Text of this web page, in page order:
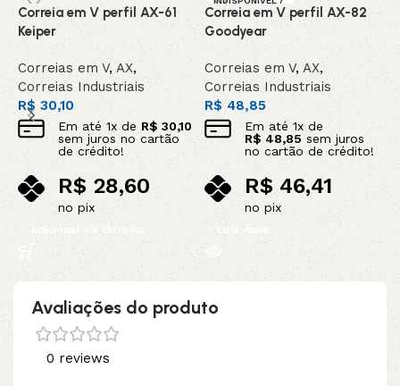
Correia em V perfil AX-61
Keiper
Correias em V,AX,
Correias Industriais
R$30,10
Em até 1x de R$ 30,10
sem juros no cartão
de crédito!
R$28,60
no pix
Adicionar ao carrinho
SOB ENCOMEN
DA
Correia em V perfil AX-82
Goodyear
Correias em V,AX,
Correias Industriais
R$48,85
Em até 1x de
R$ 48,85 sem juros
no cartão de crédito!
R$46,41
no pix
Leia mais
Avaliações do produto
0 reviews